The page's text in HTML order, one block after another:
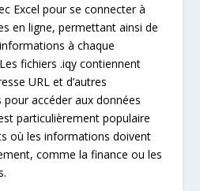
Excel pour se connecter à
en ligne, permettant ainsi de
à chaque
fichiers .iqy contiennent
URL et d’autres
accéder aux données
particulièrement populaire
où les informations doivent
comme la finance ou les